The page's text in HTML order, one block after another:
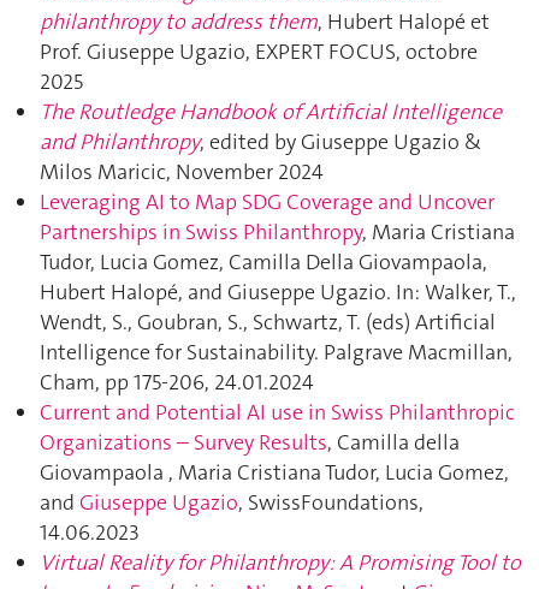
philanthropy to address them, Hubert Halopé et
Prof. Giuseppe Ugazio, EXPERT FOCUS, octobre
2025
The Routledge Handbook of Artificial Intelligence
and Philanthropy, edited by Giuseppe Ugazio &
Milos Maricic, November 2024
Leveraging AI to Map SDG Coverage and Uncover
Partnerships in Swiss Philanthropy, Maria Cristiana
Tudor, Lucia Gomez, Camilla Della Giovampaola,
Hubert Halopé, and Giuseppe Ugazio. In: Walker, T.,
Wendt, S., Goubran, S., Schwartz, T. (eds) Artificial
Intelligence for Sustainability. Palgrave Macmillan,
Cham, pp 175-206, 24.01.2024
Current and Potential AI use in Swiss Philanthropic
Organizations – Survey Results, Camilla della
Giovampaola , Maria Cristiana Tudor, Lucia Gomez,
and Giuseppe Ugazio, SwissFoundations,
14.06.2023
Virtual Reality for Philanthropy: A Promising Tool to